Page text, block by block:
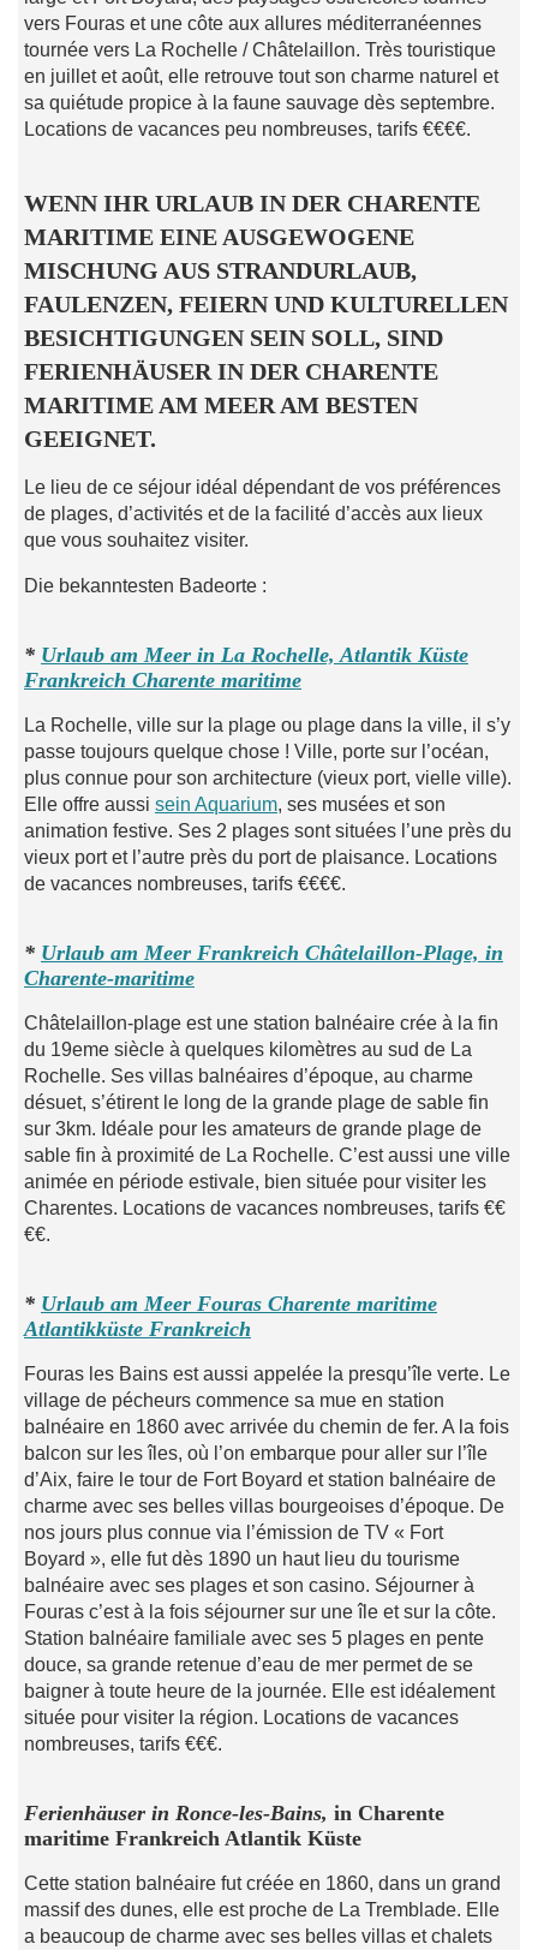
vers Fouras et une côte aux allures méditerranéennes
tournée vers La Rochelle / Châtelaillon. Très touristique
en juillet et août, elle retrouve tout son charme naturel et
sa quiétude propice à la faune sauvage dès septembre.
Locations de vacances peu nombreuses, tarifs €€€€.
WENN IHR URLAUB IN DER CHARENTE
MARITIME EINE AUSGEWOGENE
MISCHUNG AUS STRANDURLAUB,
FAULENZEN, FEIERN UND KULTURELLEN
BESICHTIGUNGEN SEIN SOLL, SIND
FERIENHÄUSER IN DER CHARENTE
MARITIME AM MEER AM BESTEN
GEEIGNET.
Le lieu de ce séjour idéal dépendant de vos préférences
de plages, d’activités et de la facilité d’accès aux lieux
que vous souhaitez visiter.
Die bekanntesten Badeorte :
* Urlaub am Meer in La Rochelle, Atlantik Küste
Frankreich Charente maritime
La Rochelle, ville sur la plage ou plage dans la ville, il s’y
passe toujours quelque chose ! Ville, porte sur l’océan,
plus connue pour son architecture (vieux port, vielle ville).
Elle offre aussi sein Aquarium, ses musées et son
animation festive. Ses 2 plages sont situées l’une près du
vieux port et l’autre près du port de plaisance. Locations
de vacances nombreuses, tarifs €€€€.
* Urlaub am Meer Frankreich Châtelaillon-Plage, in
Charente-maritime
Châtelaillon-plage est une station balnéaire crée à la fin
du 19eme siècle à quelques kilomètres au sud de La
Rochelle. Ses villas balnéaires d’époque, au charme
désuet, s’étirent le long de la grande plage de sable fin
sur 3km. Idéale pour les amateurs de grande plage de
sable fin à proximité de La Rochelle. C’est aussi une ville
animée en période estivale, bien située pour visiter les
Charentes. Locations de vacances nombreuses, tarifs €€
€€.
* Urlaub am Meer Fouras Charente maritime
Atlantikküste Frankreich
Fouras les Bains est aussi appelée la presqu’île verte. Le
village de pécheurs commence sa mue en station
balnéaire en 1860 avec arrivée du chemin de fer. A la fois
balcon sur les îles, où l’on embarque pour aller sur l’île
d’Aix, faire le tour de Fort Boyard et station balnéaire de
charme avec ses belles villas bourgeoises d’époque. De
nos jours plus connue via l’émission de TV « Fort
Boyard », elle fut dès 1890 un haut lieu du tourisme
balnéaire avec ses plages et son casino. Séjourner à
Fouras c’est à la fois séjourner sur une île et sur la côte.
Station balnéaire familiale avec ses 5 plages en pente
douce, sa grande retenue d’eau de mer permet de se
baigner à toute heure de la journée. Elle est idéalement
située pour visiter la région. Locations de vacances
nombreuses, tarifs €€€.
Ferienhäuser in Ronce-les-Bains, in Charente
maritime Frankreich Atlantik Küste
Cette station balnéaire fut créée en 1860, dans un grand
massif des dunes, elle est proche de La Tremblade. Elle
a beaucoup de charme avec ses belles villas et chalets